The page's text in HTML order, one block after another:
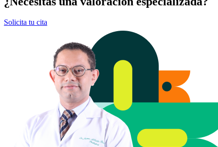
Solicita tu cita